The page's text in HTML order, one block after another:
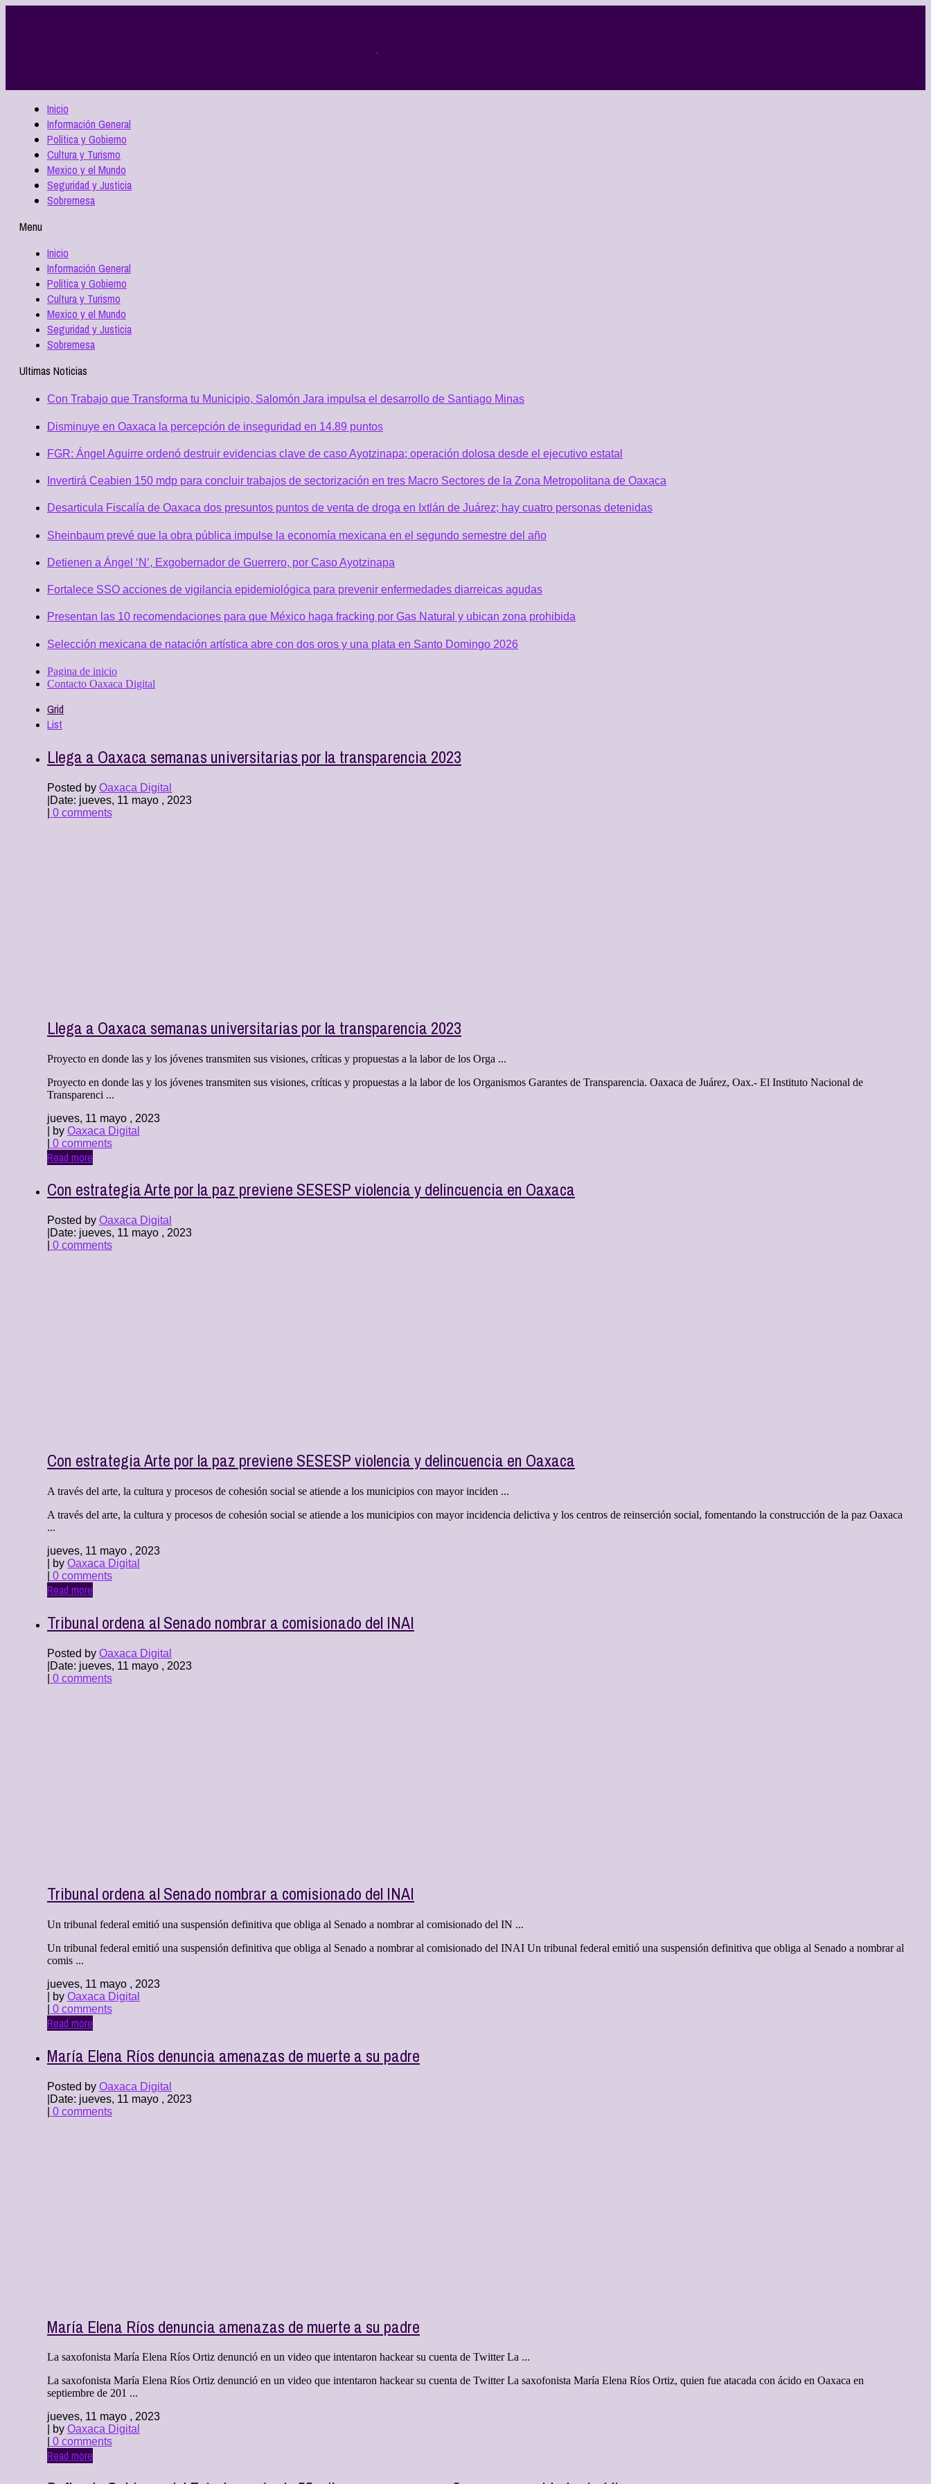
Inicio
Información General
Política y Gobierno
Cultura y Turismo
Mexico y el Mundo
Seguridad y Justicia
Sobremesa
Menu
Inicio
Información General
Política y Gobierno
Cultura y Turismo
Mexico y el Mundo
Seguridad y Justicia
Sobremesa
Ultimas Noticias
Con Trabajo que Transforma tu Municipio, Salomón Jara impulsa el desarrollo de Santiago Minas
Disminuye en Oaxaca la percepción de inseguridad en 14.89 puntos
FGR: Ángel Aguirre ordenó destruir evidencias clave de caso Ayotzinapa; operación dolosa desde el ejecutivo estatal
Invertirá Ceabien 150 mdp para concluir trabajos de sectorización en tres Macro Sectores de la Zona Metropolitana de Oaxaca
Desarticula Fiscalía de Oaxaca dos presuntos puntos de venta de droga en Ixtlán de Juárez; hay cuatro personas detenidas
Sheinbaum prevé que la obra pública impulse la economía mexicana en el segundo semestre del año
Detienen a Ángel ‘N’, Exgobernador de Guerrero, por Caso Ayotzinapa
Fortalece SSO acciones de vigilancia epidemiológica para prevenir enfermedades diarreicas agudas
Presentan las 10 recomendaciones para que México haga fracking por Gas Natural y ubican zona prohibida
Selección mexicana de natación artística abre con dos oros y una plata en Santo Domingo 2026
Pagina de inicio
Contacto Oaxaca Digital
Grid
List
Llega a Oaxaca semanas universitarias por la transparencia 2023
Posted by Oaxaca Digital
Date: jueves, 11 mayo , 2023
0 comments
Llega a Oaxaca semanas universitarias por la transparencia 2023
Proyecto en donde las y los jóvenes transmiten sus visiones, críticas y propuestas a la labor de los Orga ...
Proyecto en donde las y los jóvenes transmiten sus visiones, críticas y propuestas a la labor de los Organismos Garantes de Transparencia. Oaxaca de Juárez, Oax.- El Instituto Nacional de
Transparenci ...
jueves, 11 mayo , 2023
| by Oaxaca Digital
0 comments
Read more
Con estrategia Arte por la paz previene SESESP violencia y delincuencia en Oaxaca
Posted by Oaxaca Digital
Date: jueves, 11 mayo , 2023
0 comments
Con estrategia Arte por la paz previene SESESP violencia y delincuencia en Oaxaca
A través del arte, la cultura y procesos de cohesión social se atiende a los municipios con mayor inciden ...
A través del arte, la cultura y procesos de cohesión social se atiende a los municipios con mayor incidencia delictiva y los centros de reinserción social, fomentando la construcción de la paz Oaxaca
...
jueves, 11 mayo , 2023
| by Oaxaca Digital
0 comments
Read more
Tribunal ordena al Senado nombrar a comisionado del INAI
Posted by Oaxaca Digital
Date: jueves, 11 mayo , 2023
0 comments
Tribunal ordena al Senado nombrar a comisionado del INAI
Un tribunal federal emitió una suspensión definitiva que obliga al Senado a nombrar al comisionado del IN ...
Un tribunal federal emitió una suspensión definitiva que obliga al Senado a nombrar al comisionado del INAI Un tribunal federal emitió una suspensión definitiva que obliga al Senado a nombrar al
comis ...
jueves, 11 mayo , 2023
| by Oaxaca Digital
0 comments
Read more
María Elena Ríos denuncia amenazas de muerte a su padre
Posted by Oaxaca Digital
Date: jueves, 11 mayo , 2023
0 comments
María Elena Ríos denuncia amenazas de muerte a su padre
La saxofonista María Elena Ríos Ortiz denunció en un video que intentaron hackear su cuenta de Twitter La ...
La saxofonista María Elena Ríos Ortiz denunció en un video que intentaron hackear su cuenta de Twitter La saxofonista María Elena Ríos Ortiz, quien fue atacada con ácido en Oaxaca en
septiembre de 201 ...
jueves, 11 mayo , 2023
| by Oaxaca Digital
0 comments
Read more